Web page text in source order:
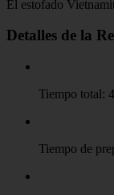
El estofado
Detalles de la
Tiempo total:
Tiempo de